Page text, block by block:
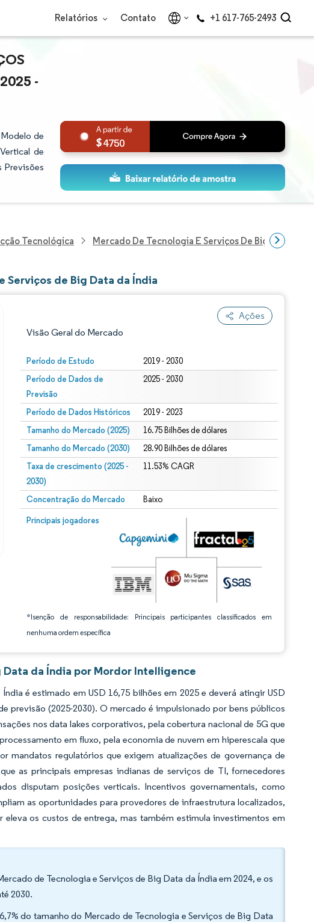
Relatórios Contato +1 617-765-2493
-
de
de
Previsões
4750
Tecnológica Mercado De Tecnologia E Serviços De Big Data Da
Serviços de Big Data da Índia
Ações
Visão Geral do Mercado
Período de Estudo 2019 - 2030
Período de Dados de
Previsão
2025 - 2030
Período de Dados Históricos 2019 - 2023
Tamanho do Mercado (2025) 16.75 Bilhões de dólares
Tamanho do Mercado (2030) 28.90 Bilhões de dólares
Taxa de crescimento (2025 -
2030)
11.53% CAGR
Concentração do Mercado Baixo
Principais jogadores
*Isenção de responsabilidade: Principais participantes classificados em
nenhuma ordem específica
Imagem © Mordor Intelligence. O reuso requer atribuição conforme CC BY 4.0.
atribuição conforme CC BY 4.0.
da Índia por Mordor Intelligence
é estimado em USD 16,75 bilhões em 2025 e deverá atingir USD
previsão (2025-2030). O mercado é impulsionado por bens públicos
nos data lakes corporativos, pela cobertura nacional de 5G que
em fluxo, pela economia de nuvem em hiperescala que
mandatos regulatórios que exigem atualizações de governança de
as principais empresas indianas de serviços de TI, fornecedores
disputam posições verticais. Incentivos governamentais, como
as oportunidades para provedores de infraestrutura localizados,
os custos de entrega, mas também estimula investimentos em
de Tecnologia e Serviços de Big Data da Índia em 2024, e os
2030.
do tamanho do Mercado de Tecnologia e Serviços de Big Data